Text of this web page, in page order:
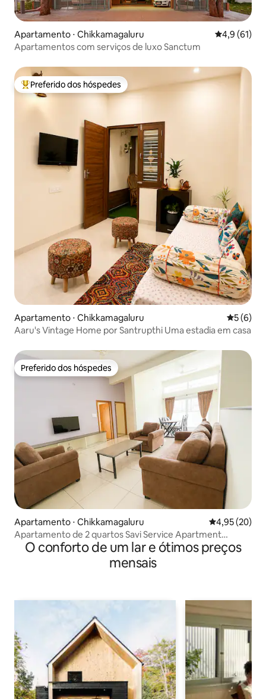
Apartamento ⋅ Chikkamagaluru 4,9 de uma
4,9 (61)
Apartamentos com serviços de luxo Sanctum
Entre os melhores preferidos dos hóspedes
Preferido dos hóspedes
Apartamento ⋅ Chikkamagaluru 5 de
5 (6)
Aaru's Vintage Home por Santrupthi Uma estadia em casa
Preferido dos hóspedes
Preferido dos hóspedes
Apartamento ⋅ Chikkamagaluru 4,95 de uma
4,95 (20)
Apartamento de 2 quartos Savi Service Apartment
chikmagalur
O conforto de um lar e ótimos preços
mensais